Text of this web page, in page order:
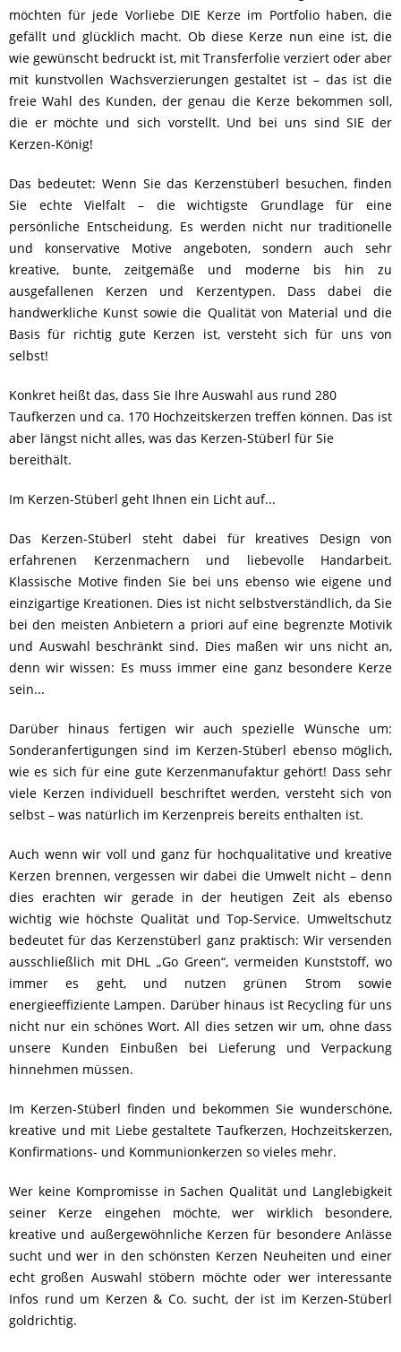
möchten für jede Vorliebe DIE Kerze im Portfolio haben, die
gefällt und glücklich macht. Ob diese Kerze nun eine ist, die
wie gewünscht bedruckt ist, mit Transferfolie verziert oder aber
mit kunstvollen Wachsverzierungen gestaltet ist – das ist die
freie Wahl des Kunden, der genau die Kerze bekommen soll,
die er möchte und sich vorstellt. Und bei uns sind SIE der
Kerzen-König!
Das bedeutet: Wenn Sie das Kerzenstüberl besuchen, finden
Sie echte Vielfalt – die wichtigste Grundlage für eine
persönliche Entscheidung. Es werden nicht nur traditionelle
und konservative Motive angeboten, sondern auch sehr
kreative, bunte, zeitgemäße und moderne bis hin zu
ausgefallenen Kerzen und Kerzentypen. Dass dabei die
handwerkliche Kunst sowie die Qualität von Material und die
Basis für richtig gute Kerzen ist, versteht sich für uns von
selbst!
Konkret heißt das, dass Sie Ihre Auswahl aus rund 280
Taufkerzen und ca. 170 Hochzeitskerzen treffen können. Das ist
aber längst nicht alles, was das Kerzen-Stüberl für Sie
bereithält.
Im Kerzen-Stüberl geht Ihnen ein Licht auf...
Das Kerzen-Stüberl steht dabei für kreatives Design von
erfahrenen Kerzenmachern und liebevolle Handarbeit.
Klassische Motive finden Sie bei uns ebenso wie eigene und
einzigartige Kreationen. Dies ist nicht selbstverständlich, da Sie
bei den meisten Anbietern a priori auf eine begrenzte Motivik
und Auswahl beschränkt sind. Dies maßen wir uns nicht an,
denn wir wissen: Es muss immer eine ganz besondere Kerze
sein...
Darüber hinaus fertigen wir auch spezielle Wünsche um:
Sonderanfertigungen sind im Kerzen-Stüberl ebenso möglich,
wie es sich für eine gute Kerzenmanufaktur gehört! Dass sehr
viele Kerzen individuell beschriftet werden, versteht sich von
selbst – was natürlich im Kerzenpreis bereits enthalten ist.
Auch wenn wir voll und ganz für hochqualitative und kreative
Kerzen brennen, vergessen wir dabei die Umwelt nicht – denn
dies erachten wir gerade in der heutigen Zeit als ebenso
wichtig wie höchste Qualität und Top-Service. Umweltschutz
bedeutet für das Kerzenstüberl ganz praktisch: Wir versenden
ausschließlich mit DHL „Go Green“, vermeiden Kunststoff, wo
immer es geht, und nutzen grünen Strom sowie
energieeffiziente Lampen. Darüber hinaus ist Recycling für uns
nicht nur ein schönes Wort. All dies setzen wir um, ohne dass
unsere Kunden Einbußen bei Lieferung und Verpackung
hinnehmen müssen.
Im Kerzen-Stüberl finden und bekommen Sie wunderschöne,
kreative und mit Liebe gestaltete Taufkerzen, Hochzeitskerzen,
Konfirmations- und Kommunionkerzen so vieles mehr.
Wer keine Kompromisse in Sachen Qualität und Langlebigkeit
seiner Kerze eingehen möchte, wer wirklich besondere,
kreative und außergewöhnliche Kerzen für besondere Anlässe
sucht und wer in den schönsten Kerzen Neuheiten und einer
echt großen Auswahl stöbern möchte oder wer interessante
Infos rund um Kerzen & Co. sucht, der ist im Kerzen-Stüberl
goldrichtig.